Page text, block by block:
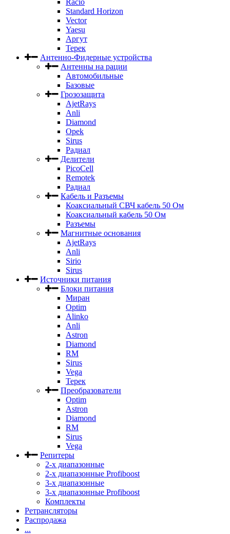
Racio
Standard Horizon
Vector
Yaesu
Аргут
Терек
Антенно-Фидерные устройства
Антенны на рации
Автомобильные
Базовые
Грозозащита
AjetRays
Anli
Diamond
Opek
Sirus
Радиал
Делители
PicoCell
Remotek
Радиал
Кабель и Разъемы
Коаксиальный СВЧ кабель 50 Ом
Коаксиальный кабель 50 Ом
Разъемы
Магнитные основания
AjetRays
Anli
Sirio
Sirus
Источники питания
Блоки питания
Миран
Optim
Alinko
Anli
Astron
Diamond
RM
Sirus
Vega
Терек
Преобразователи
Optim
Astron
Diamond
RM
Sirus
Vega
Репитеры
2-х диапазонные
2-х диапазонные Profiboost
3-х диапазонные
3-х диапазонные Profiboost
Комплекты
Ретрансляторы
Распродажа
...